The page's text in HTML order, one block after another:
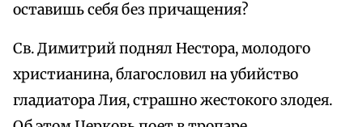
оставишь себя без причащения?
Св. Димитрий поднял Нестора, молодого
христианина, благословил на убийство
гладиатора Лия, страшно жестокого злодея.